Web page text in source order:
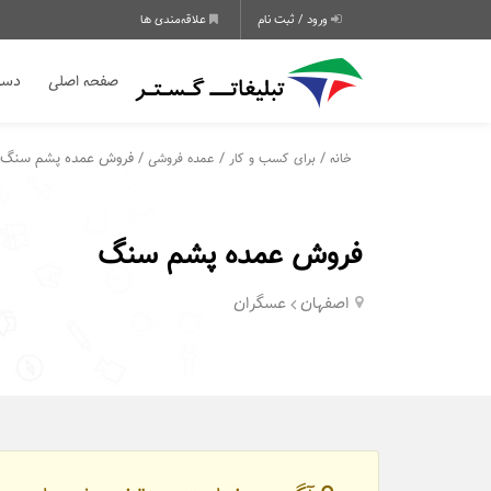
ورود / ثبت نام علاقه‌مندی ها
صفحه اصلی
خانه / برای کسب و کار / عمده فروشی / فروش عمده پشم سنگ
فروش عمده پشم سنگ
اصفهان عسگران